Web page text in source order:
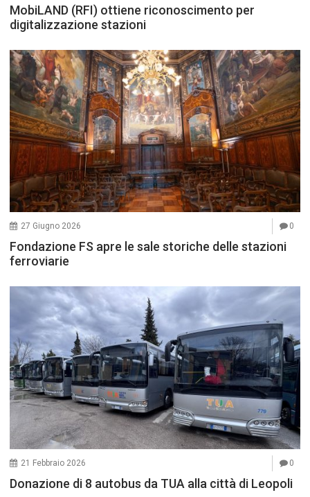
MobiLAND (RFI) ottiene riconoscimento per
digitalizzazione stazioni
27 Giugno 2026 0
Fondazione FS apre le sale storiche delle stazioni
ferroviarie
21 Febbraio 2026 0
Donazione di 8 autobus da TUA alla città di Leopoli